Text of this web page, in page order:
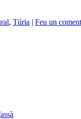
, Túria | Feu un